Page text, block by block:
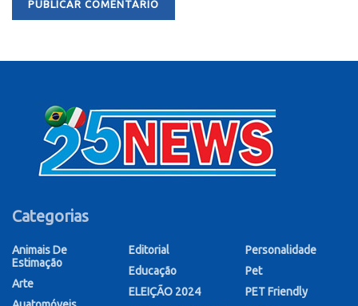
Categorias
Animais De
Estimação
Arte
Editorial
Educação
ELEIÇÃO 2024
Personalidade
Pet
PET Friendly